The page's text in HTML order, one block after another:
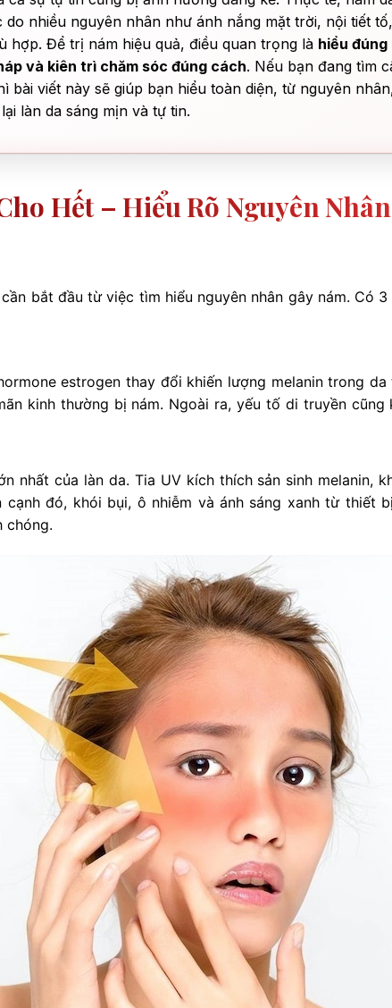
do nhiều nguyên nhân như ánh nắng mặt trời, nội tiết
hợp. Để trị nám hiệu quả, điều quan trọng là hiểu đúng
và kiên trì chăm sóc đúng cách. Nếu bạn đang tìm
bài viết này sẽ giúp bạn hiểu toàn diện, từ nguyên
làn da sáng mịn và tự tin.
Hết – Hiểu Rõ Nguyên
cần bắt đầu từ việc tìm hiểu nguyên nhân gây nám. Có 3
estrogen thay đổi khiến lượng melanin trong
kinh thường bị nám. Ngoài ra, yếu tố di truyền cũng
nhất của làn da. Tia UV kích thích sản sinh melanin,
cạnh đó, khói bụi, ô nhiễm và ánh sáng xanh từ thiết
chóng.